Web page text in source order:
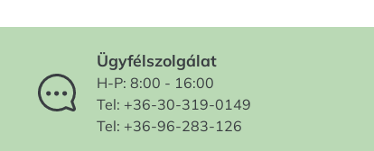
Ügyfélszolgálat
H-P: 8:00 - 16:00
Tel: +36-30-319-0149
Tel: +36-96-283-126